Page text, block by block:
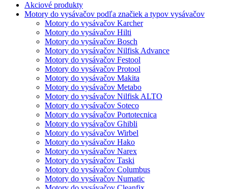
Akciové produkty
Motory do vysávačov podľa značiek a typov vysávačov
Motory do vysávačov Karcher
Motory do vysávačov Hilti
Motory do vysávačov Bosch
Motory do vysávačov Nilfisk Advance
Motory do vysávačov Festool
Motory do vysávačov Protool
Motory do vysávačov Makita
Motory do vysávačov Metabo
Motory do vysávačov Nilfisk ALTO
Motory do vysávačov Soteco
Motory do vysávačov Portotecnica
Motory do vysávačov Ghibli
Motory do vysávačov Wirbel
Motory do vysávačov Hako
Motory do vysávačov Narex
Motory do vysávačov Taski
Motory do vysávačov Columbus
Motory do vysávačov Numatic